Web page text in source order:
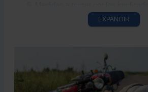
7. Las personas no implicadas en el
8. Actuaciones a realizar a un
9. Comportamiento ante una
EXPANDIR